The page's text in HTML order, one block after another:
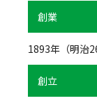
創業
1893年（明治
創立